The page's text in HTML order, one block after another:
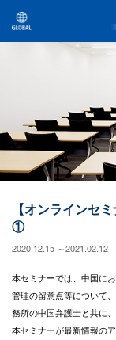
【オンラインセ
①
2020.12.15 ～2021.02.12
本セミナーでは、中国に
管理の留意点等について
務所の中国弁護士と共に
本セミナーが最新情報の